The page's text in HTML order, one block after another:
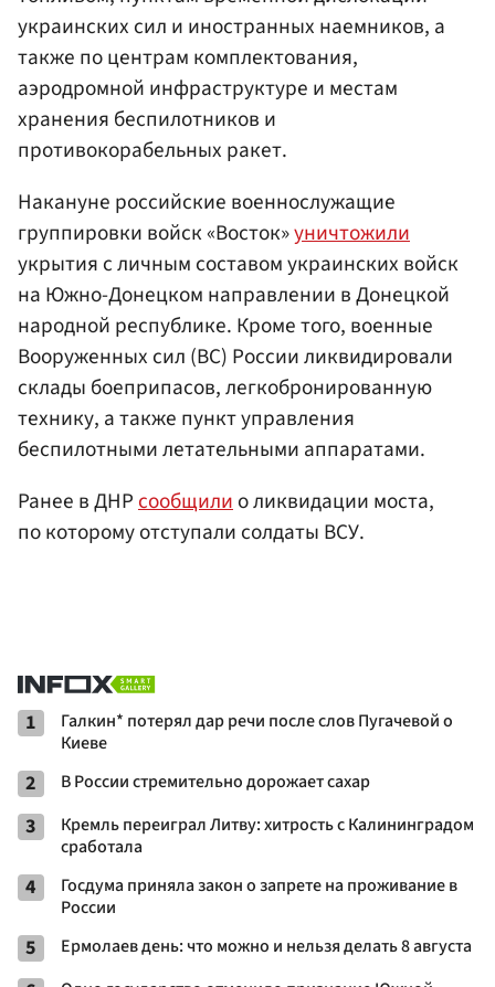
украинских сил и иностранных наемников, а
также по центрам комплектования,
аэродромной инфраструктуре и местам
хранения беспилотников и
противокорабельных ракет.
Накануне российские военнослужащие
группировки войск «Восток»уничтожили
укрытия с личным составом украинских войск
на Южно-Донецком направлении в Донецкой
народной республике. Кроме того, военные
Вооруженных сил (ВС) России ликвидировали
склады боеприпасов, легкобронированную
технику, а также пункт управления
беспилотными летательными аппаратами.
Ранее в ДНРсообщилио ликвидации моста,
по которому отступали солдаты ВСУ.
1
Галкин* потерял дар речи после слов Пугачевой о
Киеве
2 В России стремительно дорожает сахар
3
Кремль переиграл Литву: хитрость с Калининградом
сработала
4
Госдума приняла закон о запрете на проживание в
России
5 Ермолаев день: что можно и нельзя делать 8 августа